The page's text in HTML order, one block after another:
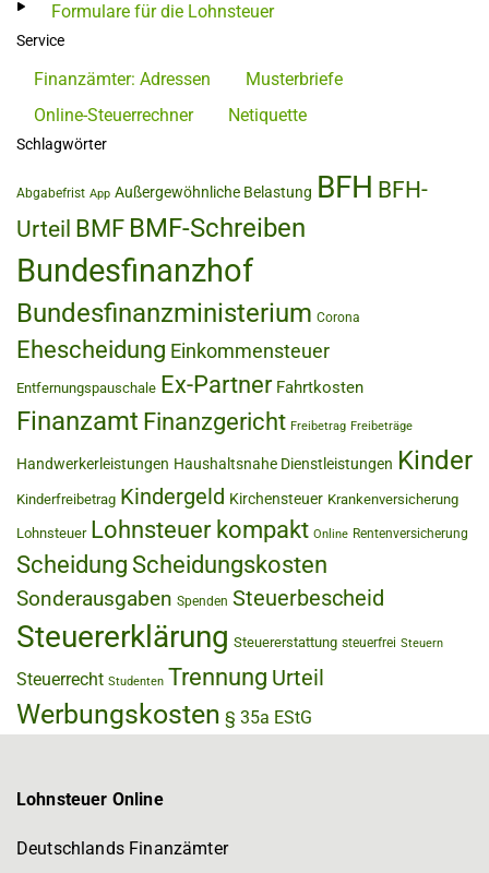
Formulare für die Lohnsteuer
Service
Finanzämter: Adressen
Musterbriefe
Online-Steuerrechner
Netiquette
Schlagwörter
Abgabefrist App Außergewöhnliche Belastung BFH BFH-
Urteil BMF BMF-Schreiben
Bundesfinanzhof
Bundesfinanzministerium Corona
Ehescheidung Einkommensteuer
Entfernungspauschale Ex-Partner Fahrtkosten
Finanzamt Finanzgericht Freibetrag Freibeträge
Handwerkerleistungen Haushaltsnahe Dienstleistungen Kinder
Kinderfreibetrag Kindergeld Kirchensteuer Krankenversicherung
Lohnsteuer Lohnsteuer kompakt Online Rentenversicherung
Scheidung Scheidungskosten
Sonderausgaben Spenden Steuerbescheid
Steuererklärung Steuererstattung steuerfrei Steuern
Steuerrecht Studenten Trennung Urteil
Werbungskosten § 35a EStG
Lohnsteuer Online
Deutschlands Finanzämter